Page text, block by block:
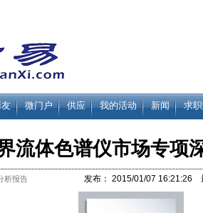
微门户 供应 我的活动 新闻 求
流体色谱仪市场专项
析报告 发布： 2015/01/07 16:21:26